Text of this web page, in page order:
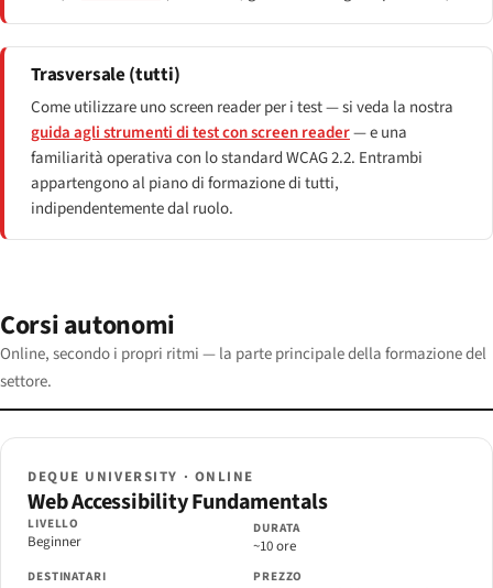
Trasversale (tutti)
Come utilizzare uno screen reader per i test — si veda la nostra
guida agli strumenti di test con screen reader— e una
familiarità operativa con lo standard WCAG 2.2. Entrambi
appartengono al piano di formazione di tutti,
indipendentemente dal ruolo.
Corsi autonomi
Online, secondo i propri ritmi — la parte principale della formazione del
settore.
DEQUE UNIVERSITY · ONLINE
Web Accessibility Fundamentals
LIVELLO
Beginner
DURATA
~10 ore
DESTINATARI PREZZO